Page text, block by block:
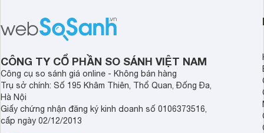
CÔNG TY CỔ PHẦN SO SÁNH VIỆT NAM
Công cụ so sánh giá online - Không bán hàng
Trụ sở chính: Số 195 Khâm Thiên, Thổ Quan, Đống Đa,
Hà Nội
Giấy chứng nhận đăng ký kinh doanh số 0106373516,
cấp ngày 02/12/2013